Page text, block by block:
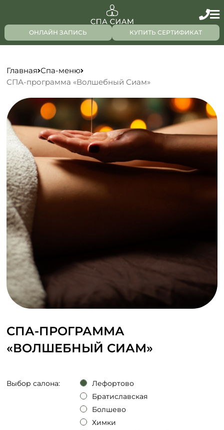
ОНЛАЙН ЗАПИСЬ КУПИТЬ СЕРТИФИКАТ
Главная Спа-меню
СПА-программа «Волшебный Сиам»
СПА-ПРОГРАММА
«ВОЛШЕБНЫЙ СИАМ»
Выбор салона:
Лефортово
Братиславская
Болшево
Химки